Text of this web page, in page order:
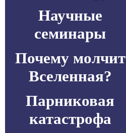
Научные
семинары
Почему молчит
Вселенная?
Парниковая
катастрофа